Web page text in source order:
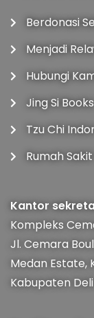
Berdonasi
Menjadi
Hubungi
Jing Si
Tzu Chi
Rumah
Kantor
Kompleks
Jl. Cemara
Medan Estate,
Kabupaten